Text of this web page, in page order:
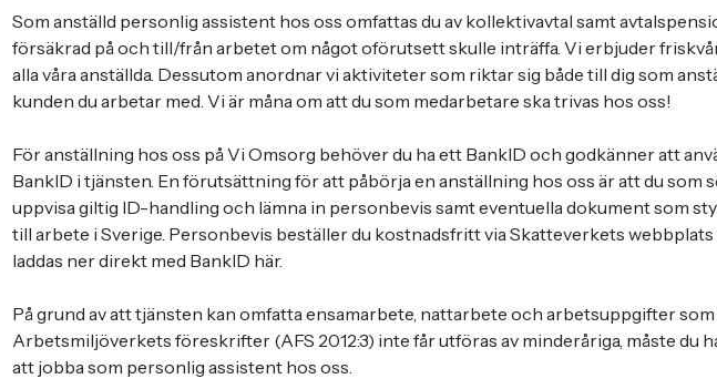
Som anställd personlig assistent hos oss omfattas du av kollektivavtal samt
försäkrad på och till/från arbetet om något oförutsett skulle inträffa. Vi erbjuder
alla våra anställda. Dessutom anordnar vi aktiviteter som riktar sig både till dig som
kunden du arbetar med. Vi är måna om att du som medarbetare ska trivas hos oss!
För anställning hos oss på Vi Omsorg behöver du ha ett BankID och godkänner att
BankID i tjänsten. En förutsättning för att påbörja en anställning hos oss är att du som
uppvisa giltig ID-handling och lämna in personbevis samt eventuella dokument som
till arbete i Sverige. Personbevis beställer du kostnadsfritt via Skatteverkets webbplats
laddas ner direkt med BankID här.
På grund av att tjänsten kan omfatta ensamarbete, nattarbete och arbetsuppgifter
Arbetsmiljöverkets föreskrifter (AFS 2012:3) inte får utföras av minderåriga, måste du
att jobba som personlig assistent hos oss.